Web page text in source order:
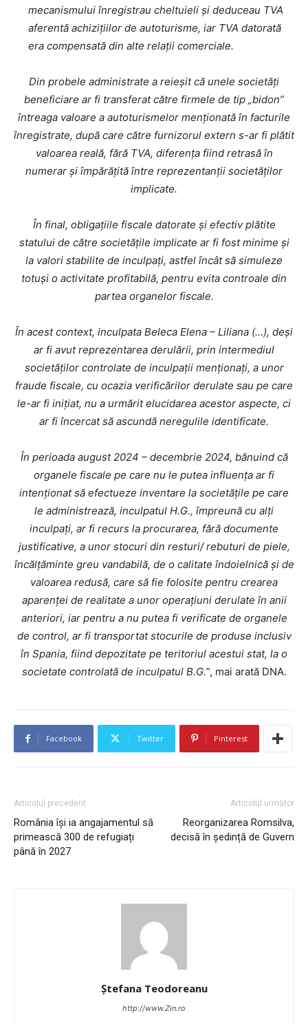
mecanismului înregistrau cheltuieli și deduceau TVA
aferentă achizițiilor de autoturisme, iar TVA datorată
era compensată din alte relații comerciale.
Din probele administrate a reieșit că unele societăți
beneficiare ar fi transferat către firmele de tip „bidon”
întreaga valoare a autoturismelor menționată în facturile
înregistrate, după care către furnizorul extern s-ar fi plătit
valoarea reală, fără TVA, diferența fiind retrasă în
numerar și împărățită între reprezentanții societăților
implicate.
În final, obligațiile fiscale datorate și efectiv plătite
statului de către societățile implicate ar fi fost minime și
la valori stabilite de inculpați, astfel încât să simuleze
totuși o activitate profitabilă, pentru evita controale din
partea organelor fiscale.
În acest context, inculpata Beleca Elena – Liliana (…), deși
ar fi avut reprezentarea derulării, prin intermediul
societăților controlate de inculpații menționați, a unor
fraude fiscale, cu ocazia verificărilor derulate sau pe care
le-ar fi inițiat, nu a urmărit elucidarea acestor aspecte, ci
ar fi încercat să ascundă neregulile identificate.
În perioada august 2024 – decembrie 2024, bănuind că
organele fiscale pe care nu le putea influența ar fi
intenționat să efectueze inventare la societățile pe care
le administrează, inculpatul H.G., împreună cu alți
inculpați, ar fi recurs la procurarea, fără documente
justificative, a unor stocuri din resturi/ rebuturi de piele,
încălțăminte greu vandabilă, de o calitate îndoielnică și de
valoarea redusă, care să fie folosite pentru crearea
aparenței de realitate a unor operațiuni derulate în anii
anteriori, iar pentru a nu putea fi verificate de organele
de control, ar fi transportat stocurile de produse inclusiv
în Spania, fiind depozitate pe teritoriul acestui stat, la o
societate controlată de inculpatul B.G.”, mai arată DNA.
Facebook Twitter Pinterest
Articolul precedent
România își ia angajamentul să
primească 300 de refugiați
până în 2027
Articolul următor
Reorganizarea Romsilva,
decisă în ședință de Guvern
Ștefana Teodoreanu
http://www.Zin.ro